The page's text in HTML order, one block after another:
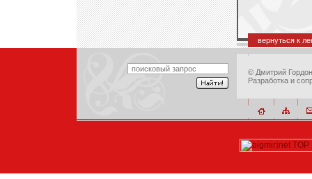
вернуться к
© Дмитрий Гордон
Разработка и